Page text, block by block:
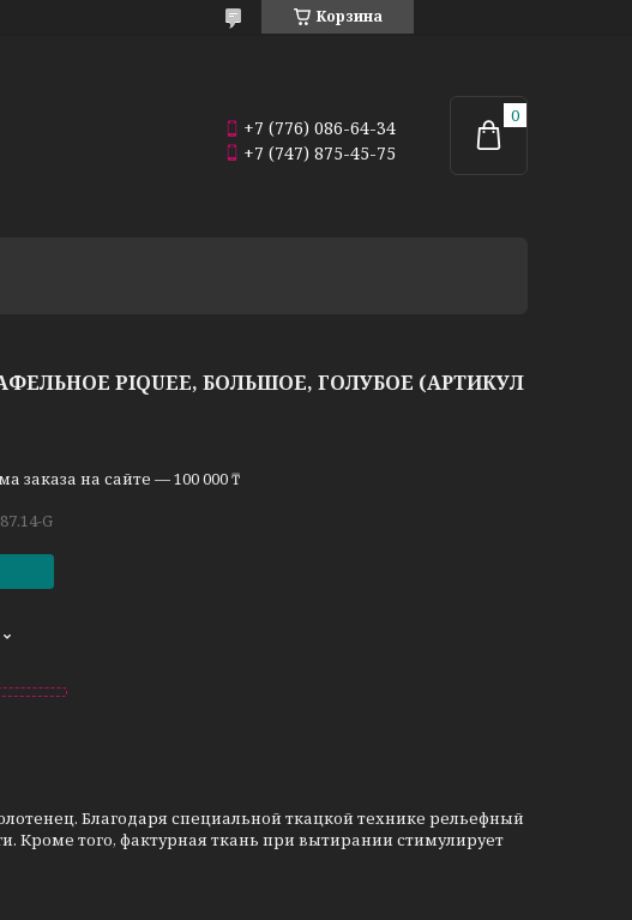
Корзина
+7 (776) 086-64-34
+7 (747) 875-45-75
PIQUEE, БОЛЬШОЕ, ГОЛУБОЕ (АРТИКУЛ
заказа на сайте — 100 000 ₸
G
Благодаря специальной ткацкой технике рельефный
Кроме того, фактурная ткань при вытирании стимулирует